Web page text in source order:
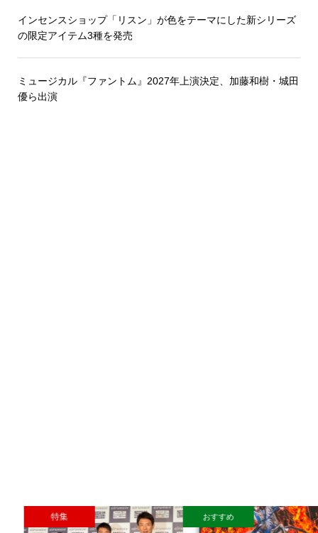
インセンスショップ「リスン」が色をテーマにした新シリーズ
の限定アイテム3種を発売
ミュージカル『ファントム』2027年上演決定、加藤和樹・城田
優ら出演
おすすめ